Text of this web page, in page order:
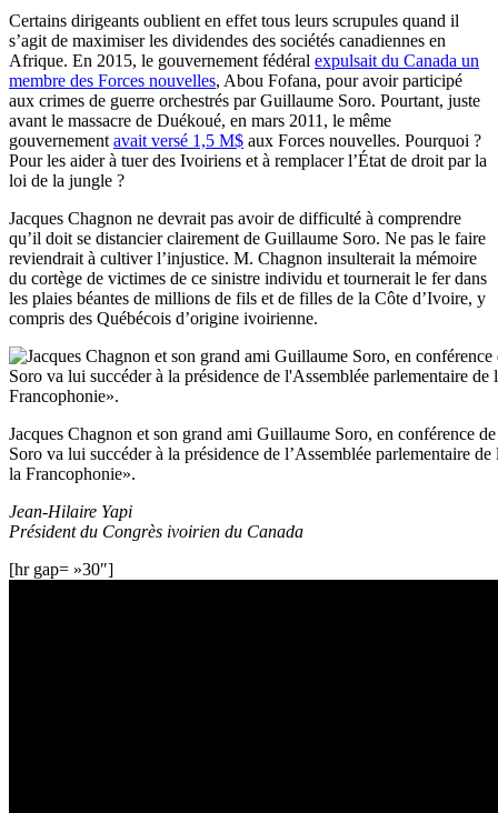
Certains dirigeants oublient en effet tous leurs scrupules quand il
s’agit de maximiser les dividendes des sociétés canadiennes en
Afrique. En 2015, le gouvernement fédéral expulsait du Canada un
membre des Forces nouvelles, Abou Fofana, pour avoir participé
aux crimes de guerre orchestrés par Guillaume Soro. Pourtant, juste
avant le massacre de Duékoué, en mars 2011, le même
gouvernement avait versé 1,5 M$ aux Forces nouvelles. Pourquoi ?
Pour les aider à tuer des Ivoiriens et à remplacer l’État de droit par la
loi de la jungle ?
Jacques Chagnon ne devrait pas avoir de difficulté à comprendre
qu’il doit se distancier clairement de Guillaume Soro. Ne pas le faire
reviendrait à cultiver l’injustice. M. Chagnon insulterait la mémoire
du cortège de victimes de ce sinistre individu et tournerait le fer dans
les plaies béantes de millions de fils et de filles de la Côte d’Ivoire, y
compris des Québécois d’origine ivoirienne.
Jacques Chagnon et son grand ami Guillaume Soro, en conférence
Soro va lui succéder à la présidence de l’Assemblée parlementaire
la Francophonie».
Jean-Hilaire Yapi
Président du Congrès ivoirien du Canada
[hr gap= »30″]